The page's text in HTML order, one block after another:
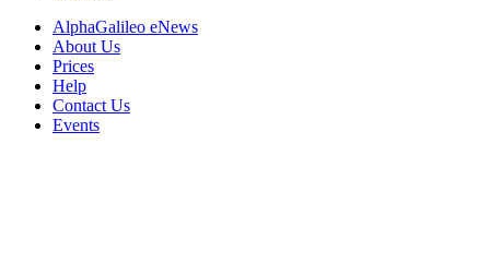
AlphaGalileo eNews
About Us
Prices
Help
Contact Us
Events